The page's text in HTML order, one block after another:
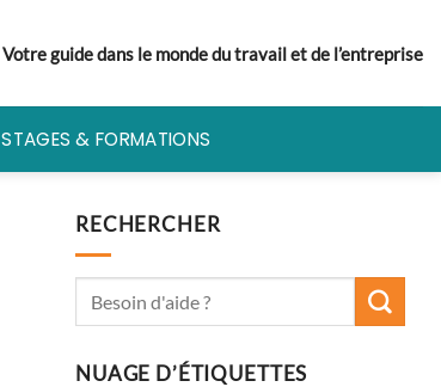
Votre guide dans le monde du travail et de l’entreprise
STAGES & FORMATIONS
RECHERCHER
NUAGE D’ÉTIQUETTES